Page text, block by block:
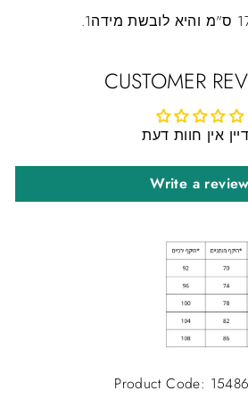
CUSTOMER
אין חוות דעת
Write a review
Product Code: